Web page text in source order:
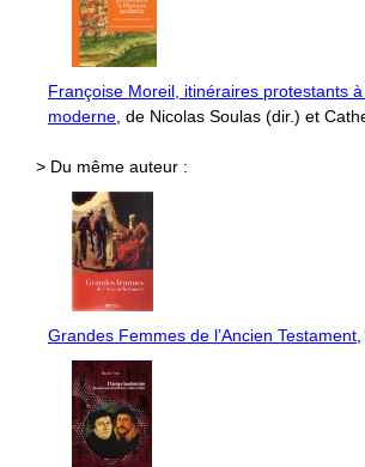
Françoise Moreil, itinéraires protestants à
moderne , de Nicolas Soulas (dir.) et
> Du même auteur :
Grandes Femmes de l’Ancien Testament